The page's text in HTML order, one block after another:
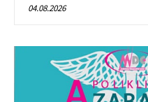
04.08.2026